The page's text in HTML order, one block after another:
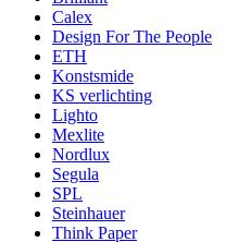
Calex
Design For The People
ETH
Konstsmide
KS verlichting
Lighto
Mexlite
Nordlux
Segula
SPL
Steinhauer
Think Paper